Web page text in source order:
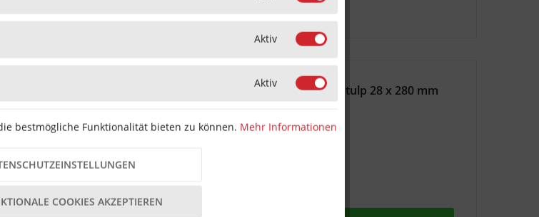
BMH Haustür-Einsteckschloss DIN Rs Dorn 65 mm , Stulp 28 x 280 mm
Aktiv
Aktiv
bestmögliche Funktionalität bieten zu können. Mehr Informationen
COOKIES AKZEPTIEREN